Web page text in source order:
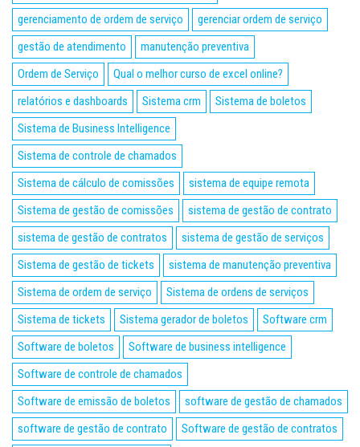
gerenciamento de ordem de serviço
gerenciar ordem de serviço
gestão de atendimento
manutenção preventiva
Ordem de Serviço
Qual o melhor curso de excel online?
relatórios e dashboards
Sistema crm
Sistema de boletos
Sistema de Business Intelligence
Sistema de controle de chamados
Sistema de cálculo de comissões
sistema de equipe remota
Sistema de gestão de comissões
sistema de gestão de contrato
sistema de gestão de contratos
sistema de gestão de serviços
Sistema de gestão de tickets
sistema de manutenção preventiva
Sistema de ordem de serviço
Sistema de ordens de serviços
Sistema de tickets
Sistema gerador de boletos
Software crm
Software de boletos
Software de business intelligence
Software de controle de chamados
Software de emissão de boletos
software de gestão de chamados
software de gestão de contrato
Software de gestão de contratos